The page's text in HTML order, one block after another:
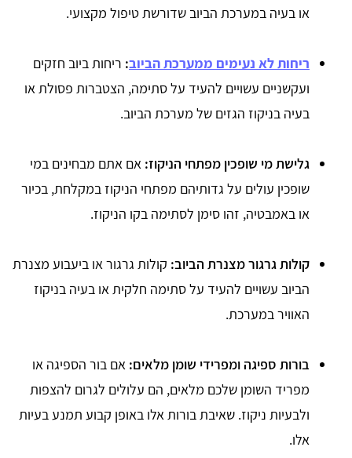
או בעיה במערכת הביוב שדורשת טיפול מקצועי.
ריחות לא נעימים ממערכת הביוב: ריחות ביוב חזקים
ועקשניים עשויים להעיד על סתימה, הצטברות פסולת או
בעיה בניקוז הגזים של מערכת הביוב.
גלישת מי שופכין מפתחי הניקוז: אם אתם מבחינים במי
שופכין עולים על גדותיהם מפתחי הניקוז במקלחת, בכיור
או באמבטיה, זהו סימן לסתימה בקו הניקוז.
קולות גרגור מצנרת הביוב: קולות גרגור או ביעבוע מצנרת
הביוב עשויים להעיד על סתימה חלקית או בעיה בניקוז
האוויר במערכת.
בורות ספיגה ומפרידי שומן מלאים: אם בור הספיגה או
מפריד השומן שלכם מלאים, הם עלולים לגרום להצפות
ולבעיות ניקוז. שאיבת בורות אלו באופן קבוע תמנע בעיות
אלו.